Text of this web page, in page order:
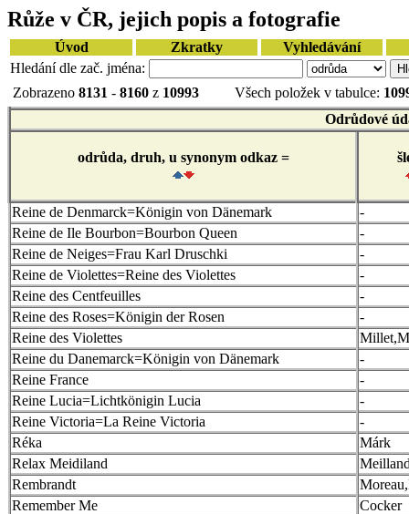
Růže v ČR, jejich popis a fotografie
Úvod Zkratky
Vyhledávání
Hledání dle zač. jména:
Zobrazeno 8131 - 8160 z 10993 Všech položek v tabulce:
Odrůdové
odrůda, druh, u synonym odkaz =
Reine de Denmarck=Königin von Dänemark
-
Reine de Ile Bourbon=Bourbon Queen
-
Reine de Neiges=Frau Karl Druschki
-
Reine de Violettes=Reine des Violettes
-
Reine des Centfeuilles
-
Reine des Roses=Königin der Rosen
-
Reine des Violettes
Reine du Danemarck=Königin von Dänemark
-
Reine France
-
Reine Lucia=Lichtkönigin Lucia
-
Reine Victoria=La Reine Victoria
-
Réka
Márk
Relax Meidiland
Rembrandt
Remember Me
Cocker